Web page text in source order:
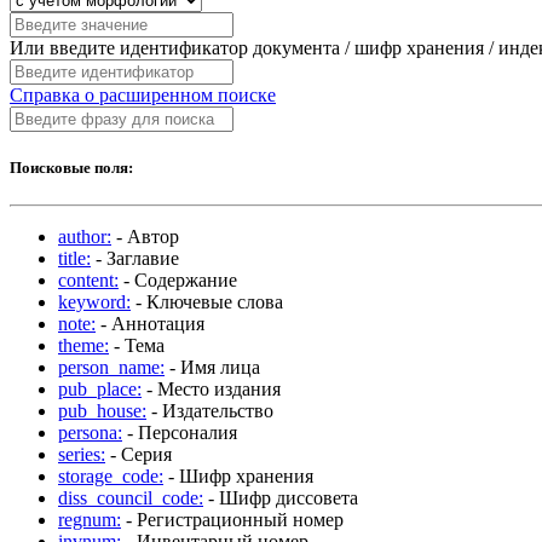
Или введите идентификатор документа / шифр хранения /
Справка о расширенном поиске
Поисковые поля:
author: - Автор
title: - Заглавие
content: - Содержание
keyword: - Ключевые слова
note: - Аннотация
theme: - Тема
person_name: - Имя лица
pub_place: - Место издания
pub_house: - Издательство
persona: - Персоналия
series: - Серия
storage_code: - Шифр хранения
diss_council_code: - Шифр диссовета
regnum: - Регистрационный номер